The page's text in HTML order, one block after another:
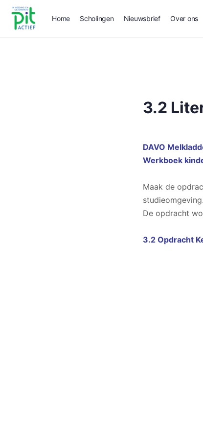
Home Scholingen Nieuwsbrief Over ons
3.2
DAVO
Werkboek
Maak de
studieomgeving.
De opdracht
3.2 Opdracht